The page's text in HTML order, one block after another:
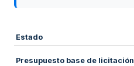
Estado
Presupuesto base de licitación